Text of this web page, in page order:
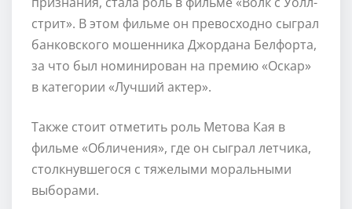
стрит». В этом фильме он превосходно сыграл
банковского мошенника Джордана Белфорта,
за что был номинирован на премию «Оскар»
в категории «Лучший актер».
Также стоит отметить роль Метова Кая в
фильме «Обличения», где он сыграл летчика,
столкнувшегося с тяжелыми моральными
выборами.